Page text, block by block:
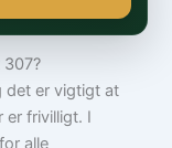
det er vigtigt at
er frivilligt. I
alle